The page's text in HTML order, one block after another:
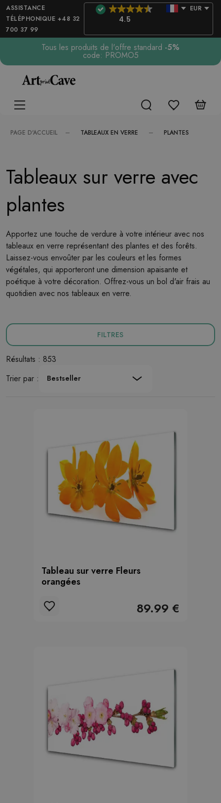
ASSISTANCE
TÉLÉPHONIQUE +48 32
700 37 99
4.5
EUR
Tous les produits de l'offre standard -5%
code: PROMO5
PAGE D'ACCUEIL TABLEAUX EN VERRE PLANTES
Tableaux sur verre avec
plantes
Apportez une touche de verdure à votre intérieur avec nos
tableaux en verre représentant des plantes et des forêts.
Laissez-vous envoûter par les couleurs et les formes
végétales, qui apporteront une dimension apaisante et
poétique à votre décoration. Offrez-vous un bol d'air frais au
quotidien avec nos tableaux en verre.
FILTRES
Résultats : 853
Trier par :
Bestseller
Tableau sur verre Fleurs
orangées
89.99 €